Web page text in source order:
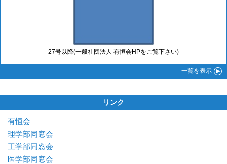
27号以降(一般社団法人 有恒会HPをご覧下さい)
一覧を表示
リンク
有恒会
理学部同窓会
工学部同窓会
医学部同窓会